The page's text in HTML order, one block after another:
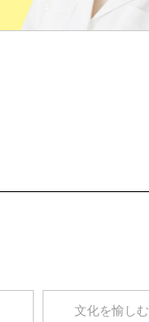
文化を愉しむ